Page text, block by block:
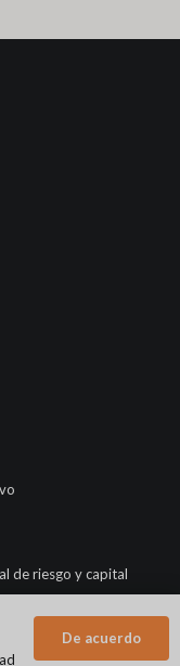
de riesgo y capital
De acuerdo